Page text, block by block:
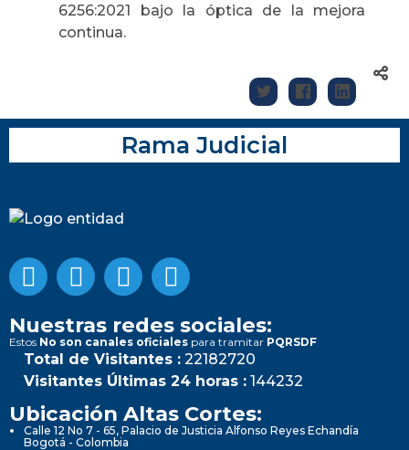
6256:2021 bajo la óptica de la mejora
continua.
Rama Judicial
Nuestras redes sociales:
Estos No son canales oficiales para tramitar PQRSDF
Total de Visitantes : 22182720
Visitantes Últimas 24 horas : 144232
Ubicación Altas Cortes:
Calle 12 No 7 - 65, Palacio de Justicia Alfonso Reyes Echandía
Bogotá - Colombia